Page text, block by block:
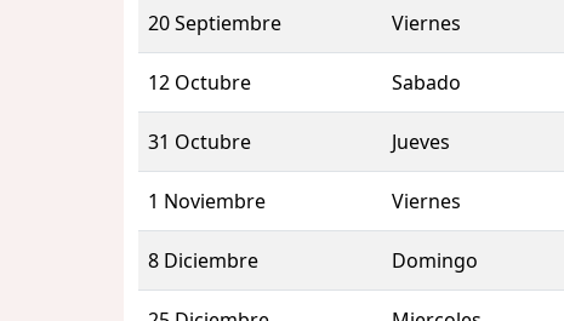
20 Septiembre Viernes
12 Octubre Sabado
31 Octubre Jueves
1 Noviembre Viernes
8 Diciembre Domingo